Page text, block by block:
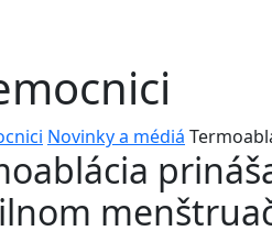
Novinky a médiá